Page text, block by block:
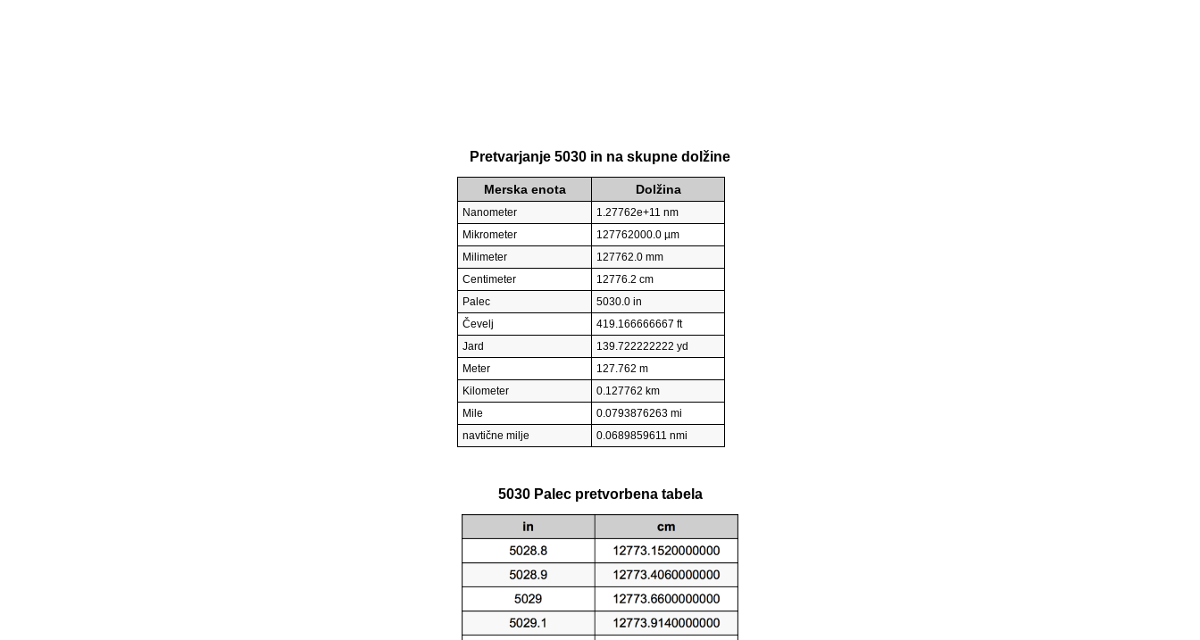
Pretvarjanje 5030 in na skupne dolžine
Merska enota Dolžina
Nanometer
1.27762e+11 nm
Mikrometer
127762000.0 µm
Milimeter
127762.0 mm
Centimeter
12776.2 cm
Palec
5030.0 in
Čevelj
419.166666667 ft
Jard
139.722222222 yd
Meter
127.762 m
Kilometer
0.127762 km
Mile
0.0793876263 mi
navtične milje
0.0689859611 nmi
5030 Palec pretvorbena tabela